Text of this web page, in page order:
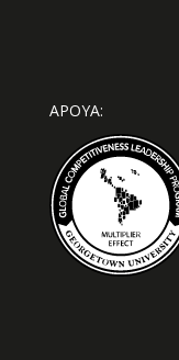
APOYA: